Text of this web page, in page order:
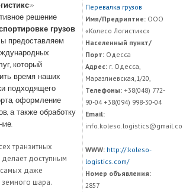
»
решение
грузов
предоставляем
который
время наших
подходящего
оформление
а также обработку
транзитных
делает доступным
самых даже
шара.
Перевалка грузов
Имя/Предриятие:ООО
«Колесо Логистикс»
Населенный пункт/
Порт:Одесса
Адрес:г. Одесса,
Маразлиевская,1/20,
Телефоны:+38(‎048) 772-
90-04 +38(094) 998-30-04
Email:
WWW: http://:koleso-
logistics.com/
Номер объявления:
2857